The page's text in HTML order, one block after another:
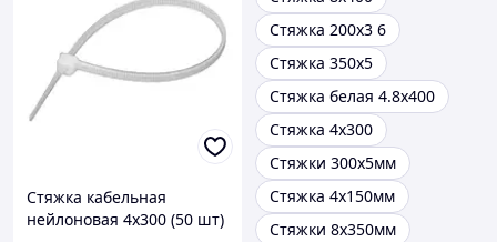
Стяжка кабельная
нейлоновая 4х300 (50 шт)
Стяжка 200х3 6
Стяжка 350х5
Стяжка белая 4.8х400
Стяжка 4х300
Стяжки 300х5мм
Стяжка 4х150мм
Стяжки 8х350мм